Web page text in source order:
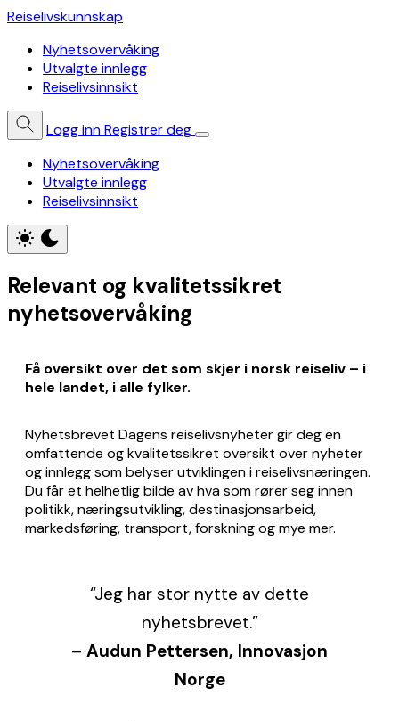
Reiselivskunnskap
Nyhetsovervåking
Utvalgte innlegg
Reiselivsinnsikt
Logg innRegistrer deg
Nyhetsovervåking
Utvalgte innlegg
Reiselivsinnsikt
Relevant og kvalitetssikret
nyhetsovervåking
Få oversikt over det som skjer i norsk reiseliv – i
hele landet, i alle fylker.
Nyhetsbrevet Dagens reiselivsnyhetergir deg en
omfattende og kvalitetssikret oversikt over nyheter
og innlegg som belyser utviklingen i reiselivsnæringen.
Du får et helhetlig bilde av hva som rører seg innen
politikk, næringsutvikling, destinasjonsarbeid,
markedsføring, transport, forskning og mye mer.
“Jeg har stor nytte av dette
nyhetsbrevet.”
– Audun Pettersen, Innovasjon
Norge